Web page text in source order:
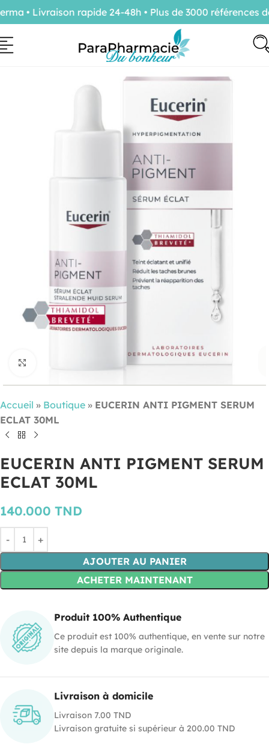
Cliquez pour agrandir
Accueil » Boutique » EUCERIN ANTI PIGMENT SERUM
ECLAT 30ML
EUCERIN ANTI PIGMENT SERUM
ECLAT 30ML
140.000 TND
AJOUTER AU PANIER
ACHETER MAINTENANT
Produit 100% Authentique
Ce produit est 100% authentique, en vente sur notre
site depuis la marque originale.
Livraison à domicile
Livraison 7.00 TND
Livraison gratuite si supérieur à 200.00 TND
• Livraison rapide 24-48h • Plus de 3000 références de